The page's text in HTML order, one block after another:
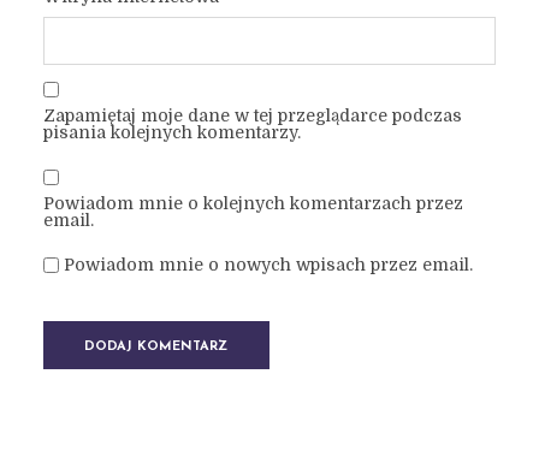
Zapamiętaj moje dane w tej przeglądarce podczas
pisania kolejnych komentarzy.
Powiadom mnie o kolejnych komentarzach przez
email.
Powiadom mnie o nowych wpisach przez email.